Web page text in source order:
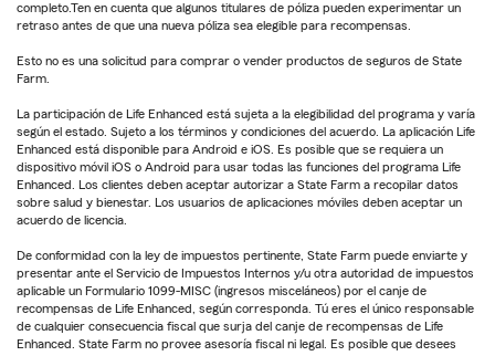
completo.Ten en cuenta que algunos titulares de póliza pueden experimentar un
retraso antes de que una nueva póliza sea elegible para recompensas.
Esto no es una solicitud para comprar o vender productos de seguros de State
Farm.
La participación de Life Enhanced está sujeta a la elegibilidad del programa y varía
según el estado. Sujeto a los términos y condiciones del acuerdo. La aplicación Life
Enhanced está disponible para Android e iOS. Es posible que se requiera un
dispositivo móvil iOS o Android para usar todas las funciones del programa Life
Enhanced. Los clientes deben aceptar autorizar a State Farm a recopilar datos
sobre salud y bienestar. Los usuarios de aplicaciones móviles deben aceptar un
acuerdo de licencia.
De conformidad con la ley de impuestos pertinente, State Farm puede enviarte y
presentar ante el Servicio de Impuestos Internos y/u otra autoridad de impuestos
aplicable un Formulario 1099-MISC (ingresos misceláneos) por el canje de
recompensas de Life Enhanced, según corresponda. Tú eres el único responsable
de cualquier consecuencia fiscal que surja del canje de recompensas de Life
Enhanced. State Farm no provee asesoría fiscal ni legal. Es posible que desees